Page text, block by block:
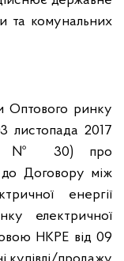
та комунальних
Оптового ринку
листопада 2017
№ 30) про
Договору між
енергії
електричної
НКРЕ від 09